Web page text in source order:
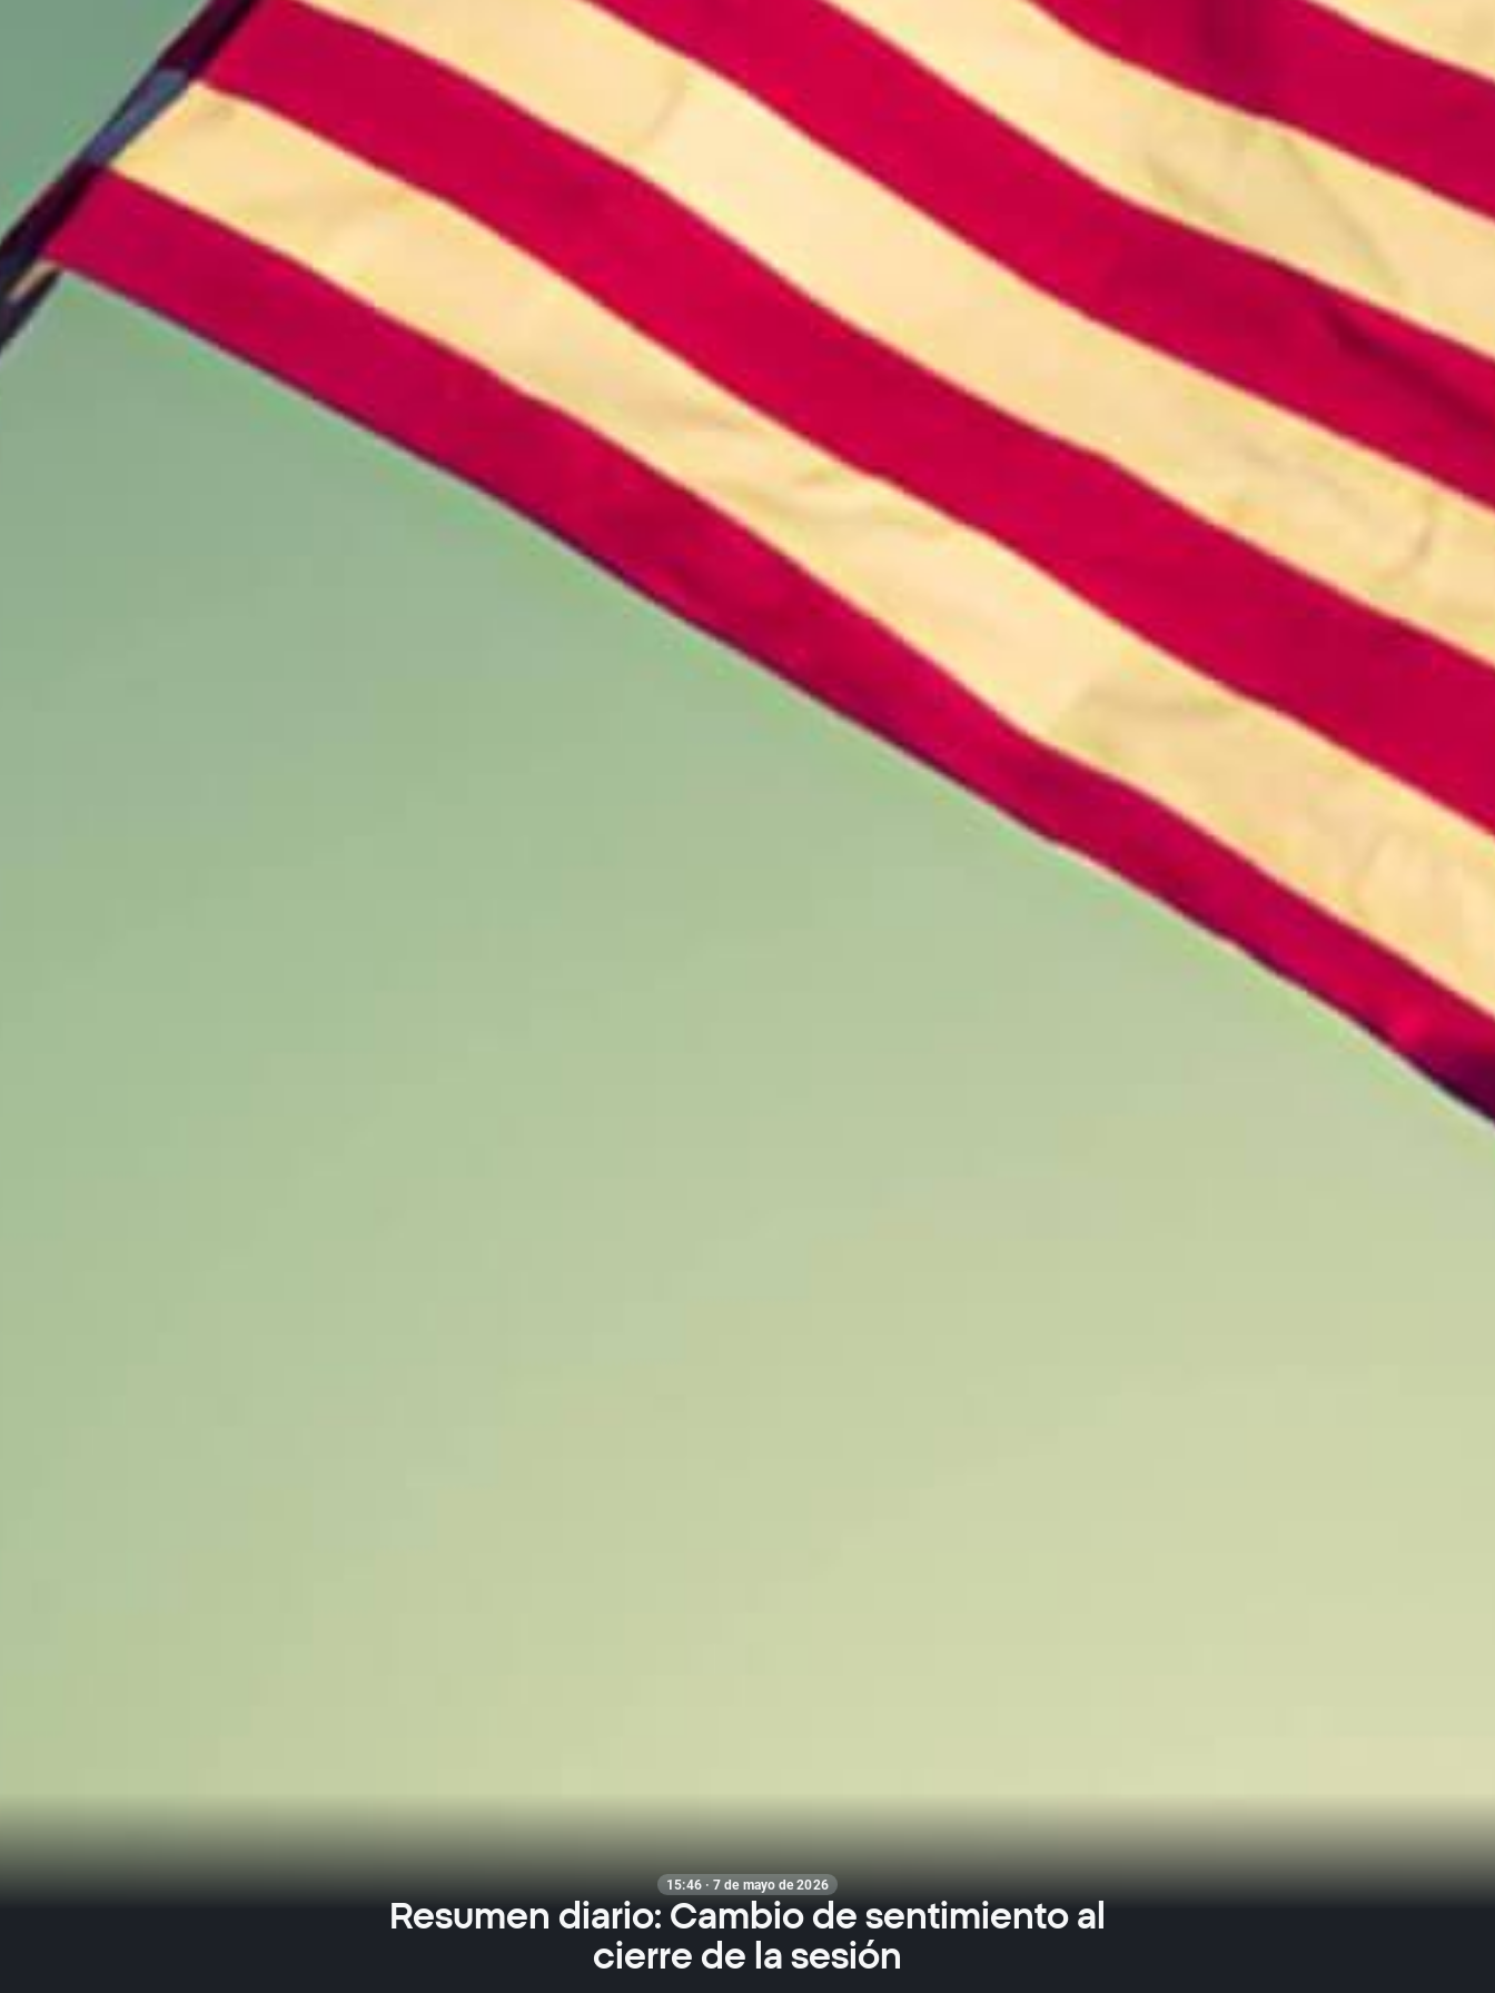
15:46 · 7 de mayo de 2026
Resumen diario: Cambio de sentimiento al
cierre de la sesión